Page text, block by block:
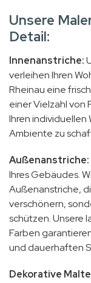
Unsere
Detail:
Innenanstriche:
verleihen Ihren
Rheinau eine
einer Vielzahl von
Ihren individuellen
Ambiente zu
Außenanstriche:
Ihres Gebäudes.
Außenanstriche,
verschönern,
schützen. Unsere
Farben
und dauerhaften
Dekorative